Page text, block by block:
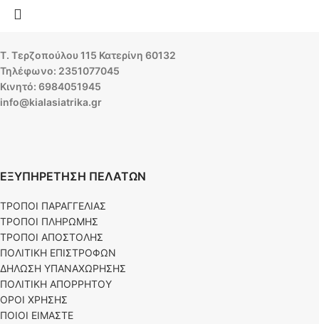
Τ. Τερζοπούλου 115 Κατερίνη 60132
Τηλέφωνο: 2351077045
Κινητό: 6984051945
info@kialasiatrika.gr
ΕΞΥΠΗΡΕΤΗΣΗ ΠΕΛΑΤΩΝ
ΤΡΟΠΟΙ ΠΑΡΑΓΓΕΛΙΑΣ
ΤΡΟΠΟΙ ΠΛΗΡΩΜΗΣ
ΤΡΟΠΟΙ ΑΠΟΣΤΟΛΗΣ
ΠΟΛΙΤΙΚΗ ΕΠΙΣΤΡΟΦΩΝ
ΔΗΛΩΣΗ ΥΠΑΝΑΧΩΡΗΣΗΣ
ΠΟΛΙΤΙΚΗ ΑΠΟΡΡΗΤΟΥ
ΟΡΟΙ ΧΡΗΣΗΣ
ΠΟΙΟΙ ΕΙΜΑΣΤΕ